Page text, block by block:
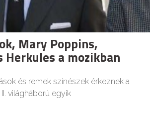
Mary Poppins,
Herkules a mozikban
és remek színészek érkeznek a
világháború egyik